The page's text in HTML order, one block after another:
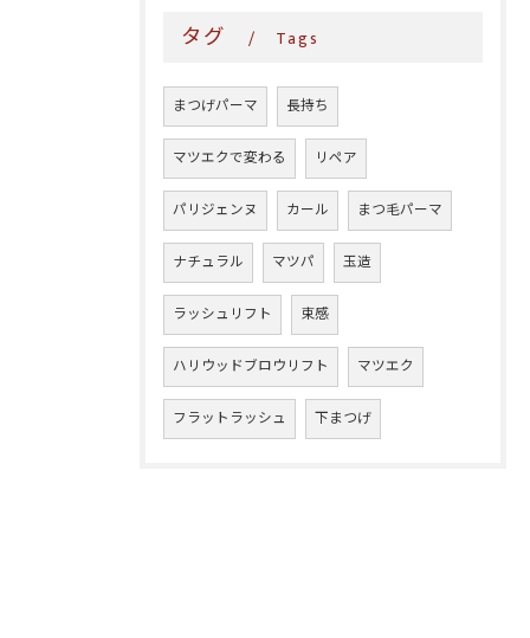
タグ Tags
まつげパーマ 長持ち
マツエクで変わる リペア
パリジェンヌ カール まつ毛パーマ
ナチュラル マツパ 玉造
ラッシュリフト 束感
ハリウッドブロウリフト マツエク
フラットラッシュ 下まつげ